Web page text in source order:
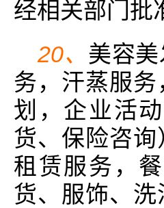
经相关部门批
20、 美容
务，汗蒸服
划，企业活
货、保险咨
租赁服务，
货、服饰、